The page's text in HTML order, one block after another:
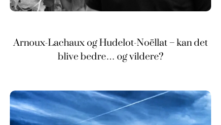
Arnoux-Lachaux og Hudelot-Noëllat – kan det
blive bedre… og vildere?